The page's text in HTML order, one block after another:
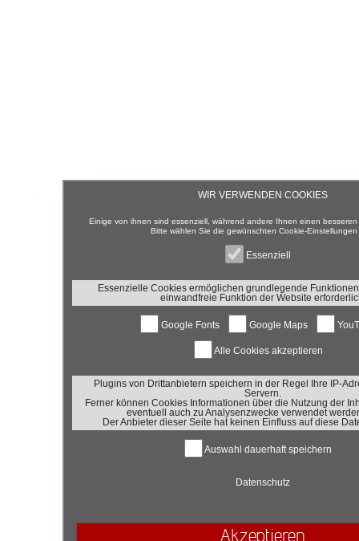
WIR VERWENDEN COOKIES
Einige von ihnen sind essenziell, während andere Ihnen einen
Bitte wählen Sie die gewünschten Cookie-Einstellungen
Essenziell
Essenzielle Cookies ermöglichen grundlegende
einwandfreie Funktion der Website
Google Fonts Google Maps
Alle Cookies akzeptieren
Plugins von Drittanbietern speichern in der Regel Ihre IP-
Servern.
Ferner können Cookies Informationen über die Nutzung der
eventuell auch zu Analysenzwecke verwendet
Der Anbieter dieser Seite hat keinen Einfluss auf diese
Auswahl dauerhaft speichern
Datenschutz